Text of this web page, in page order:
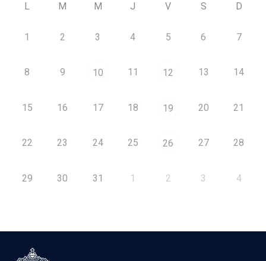
L M M J V S D
1 2 3 4 5 6 7
8 9 10 11 12 13 14
15 16 17 18 19 20 21
22 23 24 25 26 27 28
29 30 31 1 2 3 4